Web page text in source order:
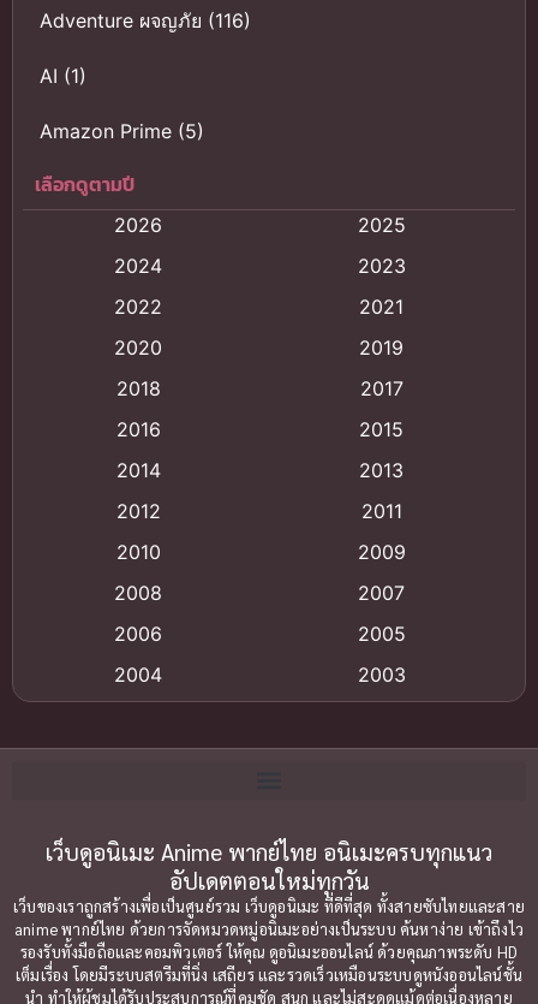
Adventure ผจญภัย (116)
AI (1)
Amazon Prime (5)
Anal (ประตูหลัง)
Animation การ์ตูน
Animation อนิเมะ
Animation แอนิเมชัน
(9)
Big tits (นมใหญ่)
Bitch (ผู้หญิงร่าน)
Bondage (ทาส)(1)
Censored (เซ็นเซอร์)(19)
Comedy (ตลก)(79)
เลือกดูตามปี
2026
2025
2024
2023
2022
2021
2020
2019
2018
2017
2016
2015
2014
2013
2012
2011
2010
2009
2008
2007
2006
2005
2004
2003
2000
1999
1996
1990
1989
1988
1987
1985
เว็บดูอนิเมะ Anime พากย์ไทย อนิเมะครบทุกแนว
อัปเดตตอนใหม่ทุกวัน
เว็บของเราถูกสร้างเพื่อเป็นศูนย์รวม เว็บดูอนิเมะ ที่ดีที่สุด ทั้งสายซับไทยและสาย
anime พากย์ไทย ด้วยการจัดหมวดหมู่อนิเมะอย่างเป็นระบบ ค้นหาง่าย เข้าถึงไว
รองรับทั้งมือถือและคอมพิวเตอร์ ให้คุณ ดูอนิเมะออนไลน์ ด้วยคุณภาพระดับ HD
เต็มเรื่อง โดยมีระบบสตรีมที่นิ่ง เสถียร และรวดเร็วเหมือนระบบดูหนังออนไลน์ชั้น
นำ ทำให้ผู้ชมได้รับประสบการณ์ที่คมชัด สนุก และไม่สะดุดแม้ดูต่อเนื่องหลาย